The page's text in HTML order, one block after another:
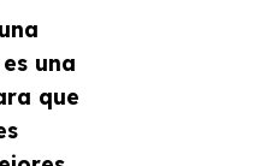
una
que